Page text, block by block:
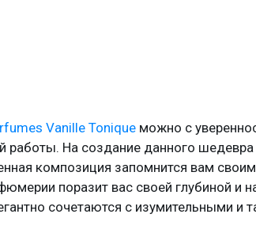
Vanille Tonique можно с
работы. На создание данного
композиция запомнится вам
поразит вас своей глубиной и
сочетаются с изумительными и